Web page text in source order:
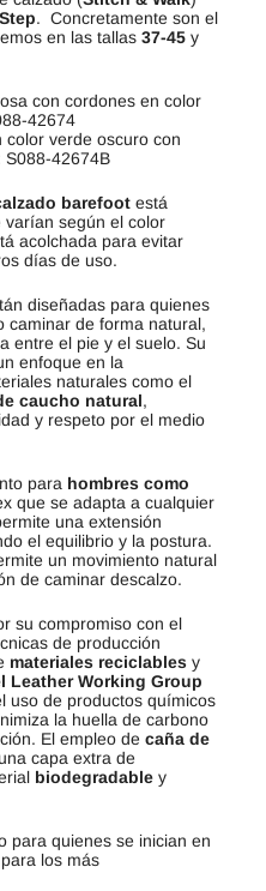
. Concretamente son el
en las tallas 37-45 y
con cordones en color
42674
color verde oscuro con
S088-42674B
barefoot está
varían según el color
acolchada para evitar
días de uso.
diseñadas para quienes
caminar de forma natural,
entre el pie y el suelo. Su
enfoque en la
naturales como el
caucho natural,
y respeto por el medio
para hombres como
que se adapta a cualquier
una extensión
el equilibrio y la postura.
un movimiento natural
de caminar descalzo.
su compromiso con el
de producción
materiales reciclables y
Leather Working Group
uso de productos químicos
la huella de carbono
El empleo de caña de
capa extra de
biodegradable y
para quienes se inician en
los más